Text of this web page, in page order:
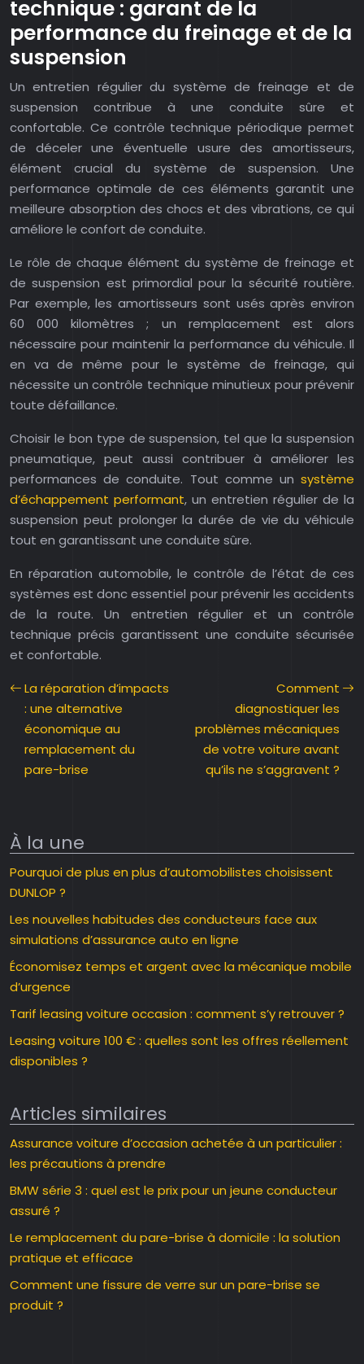
technique : garant de la
performance du freinage et de la
suspension
Un entretien régulier du système de freinage et de
suspension contribue à une conduite sûre et
confortable. Ce contrôle technique périodique permet
de déceler une éventuelle usure des amortisseurs,
élément crucial du système de suspension. Une
performance optimale de ces éléments garantit une
meilleure absorption des chocs et des vibrations, ce qui
améliore le confort de conduite.
Le rôle de chaque élément du système de freinage et
de suspension est primordial pour la sécurité routière.
Par exemple, les amortisseurs sont usés après environ
60 000 kilomètres ; un remplacement est alors
nécessaire pour maintenir la performance du véhicule. Il
en va de même pour le système de freinage, qui
nécessite un contrôle technique minutieux pour prévenir
toute défaillance.
Choisir le bon type de suspension, tel que la suspension
pneumatique, peut aussi contribuer à améliorer les
performances de conduite. Tout comme un système
d’échappement performant, un entretien régulier de la
suspension peut prolonger la durée de vie du véhicule
tout en garantissant une conduite sûre.
En réparation automobile, le contrôle de l’état de ces
systèmes est donc essentiel pour prévenir les accidents
de la route. Un entretien régulier et un contrôle
technique précis garantissent une conduite sécurisée
et confortable.
La réparation d’impacts
: une alternative
économique au
remplacement du
pare-brise
Comment
diagnostiquer les
problèmes mécaniques
de votre voiture avant
qu’ils ne s’aggravent ?
À la une
Pourquoi de plus en plus d’automobilistes choisissent
DUNLOP ?
Les nouvelles habitudes des conducteurs face aux
simulations d’assurance auto en ligne
Économisez temps et argent avec la mécanique mobile
d’urgence
Tarif leasing voiture occasion : comment s’y retrouver ?
Leasing voiture 100 € : quelles sont les offres réellement
disponibles ?
Articles similaires
Assurance voiture d’occasion achetée à un particulier :
les précautions à prendre
BMW série 3 : quel est le prix pour un jeune conducteur
assuré ?
Le remplacement du pare-brise à domicile : la solution
pratique et efficace
Comment une fissure de verre sur un pare-brise se
produit ?